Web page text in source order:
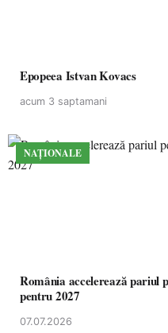
Epopeea Istvan Kovacs
acum 3 saptamani
NAȚIONALE
România accelerează pariul
pentru 2027
07.07.2026